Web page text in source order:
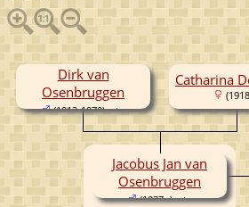
Dirk van
Osenbruggen
(1913-1970)
Catharina
Jacobus Jan van
Osenbruggen
(1937- )